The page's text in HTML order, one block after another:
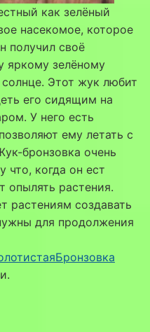
как зелёный
насекомое, которое
получил своё
яркому зелёному
Этот жук любит
его сидящим на
У него есть
ему летать с
бронзовка очень
что, когда он ест
опылять растения.
растениям создавать
для продолжения